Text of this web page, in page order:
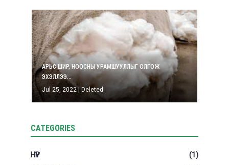
АРЬС ШИР, НООСНЫ УРАМШУУЛЛЫГ ОЛГОЖ
ЭХЭЛЛЭЭ...
Jul 25, 2022 | Deleted
CATEGORIES
НҮҮР
(1)